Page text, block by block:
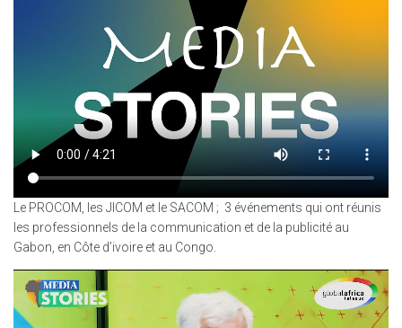
Le PROCOM, les JICOM et le SACOM ; 3 événements qui ont réunis
les professionnels de la communication et de la publicité au
Gabon, en Côte d’ivoire et au Congo.